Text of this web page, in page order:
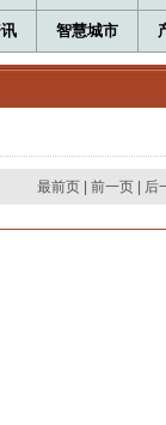
智慧城市
最前页 |前一页 后